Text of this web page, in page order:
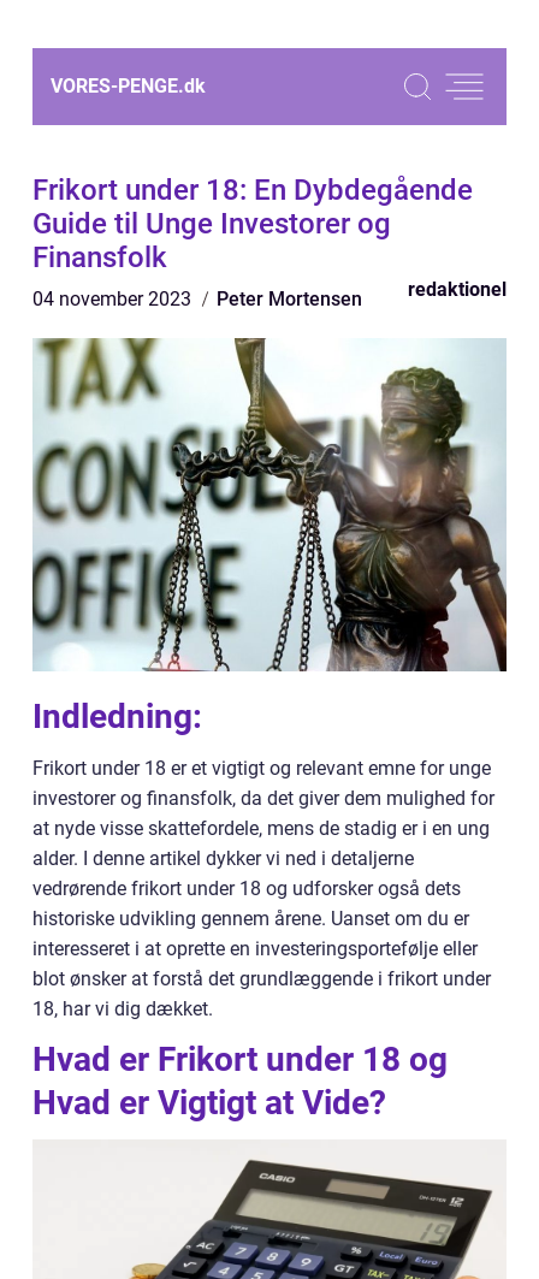
VORES-PENGE.dk
Frikort under 18: En Dybdegående
Guide til Unge Investorer og
Finansfolk
04 november 2023 Peter Mortensen redaktionel
Indledning:
Frikort under 18 er et vigtigt og relevant emne for unge
investorer og finansfolk, da det giver dem mulighed for
at nyde visse skattefordele, mens de stadig er i en ung
alder. I denne artikel dykker vi ned i detaljerne
vedrørende frikort under 18 og udforsker også dets
historiske udvikling gennem årene. Uanset om du er
interesseret i at oprette en investeringsportefølje eller
blot ønsker at forstå det grundlæggende i frikort under
18, har vi dig dækket.
Hvad er Frikort under 18 og
Hvad er Vigtigt at Vide?